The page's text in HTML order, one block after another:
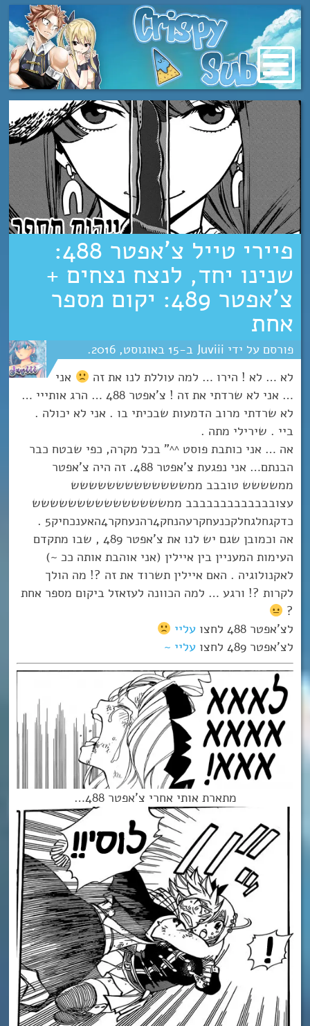
מעבר
לתוכן
פיירי טייל צ’אפטר 488:
שנינו יחד, לנצח נצחים +
צ’אפטר 489: יקום מספר
אחת
Juviii
15 אוגוסט 2016
לא … לא ! הירו … למה עוללת לנו את זה
אני
… אני לא שרדתי את זה ! צ’אפטר 488 … הרג אותייי …
לא שרדתי מרוב הדמעות שבכיתי בו . אני לא יכולה .
ביי . שירילי מתה .
אה … אני כותבת פוסט ^^” בכל מקרה, כפי שבטח כבר
הבנתם… אני נפגעת צ’אפטר 488. זה היה צ’אפטר
ממשששש טובבב ממששששששששששששש
עצובבבבבבבבבבבבב ממששששששששששששששש
כדקגחלגחלקכנעחקרעהנחק4רהנעחקר4האענכחיק5 .
אה וכמובן שגם יש לנו את צ’אפטר 489 , שבו מתקדם
העימות המעניין בין איילין (אני אוהבת אותה ככ ~)
לאקנולוגיה . האם איילין תשרוד את זה ?! מה הולך
לקרות ?! ורגע … למה הכוונה לעזאזל ביקום מספר אחת
?
לצ’אפטר 488 לחצו
עליי
לצ’אפטר 489 לחצו
עליי ~
מתארת אותי אחרי צ’אפטר 488…